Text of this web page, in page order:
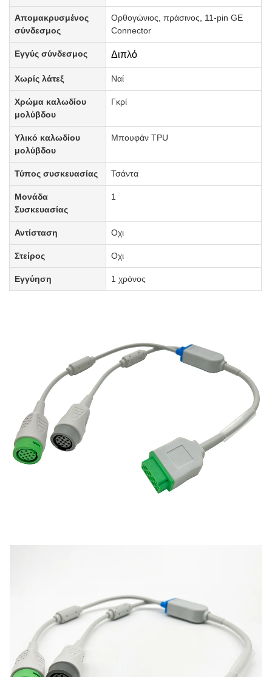
Απομακρυσμένος
σύνδεσμος
Ορθογώνιος, πράσινος, 11-pin GE
Connector
Εγγύς σύνδεσμος Διπλό
Χωρίς λάτεξ Ναί
Χρώμα καλωδίου
μολύβδου
Γκρί
Υλικό καλωδίου
μολύβδου
Μπουφάν TPU
Τύπος συσκευασίας Τσάντα
Μονάδα
Συσκευασίας
1
Αντίσταση Οχι
Στείρος Οχι
Εγγύηση 1 χρόνος